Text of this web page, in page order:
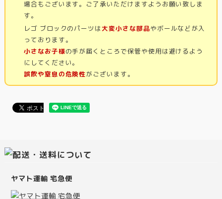
場合もございます。ご了承いただけますようお願い致しま
す。
レゴ ブロックのパーツは大変小さな部品やボールなどが入
っております。
小さなお子様の手が届くところで保管や使用は避けるよう
にしてください。
誤飲や窒息の危険性がございます。
ヤマト運輸 宅急便